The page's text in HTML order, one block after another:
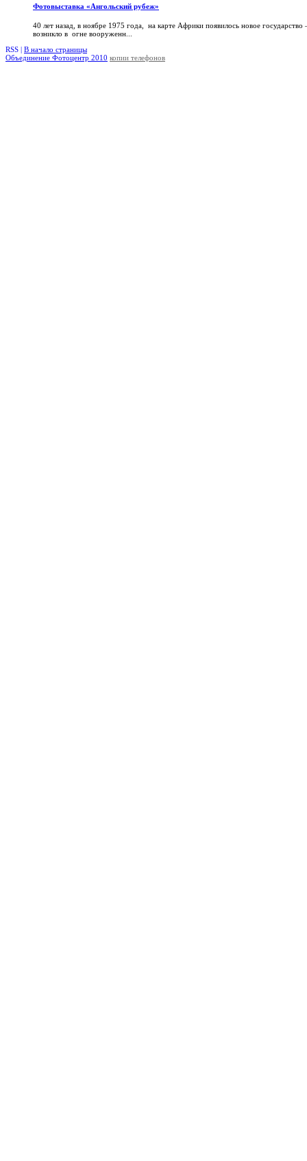
Фотовыставка «Ангольский рубеж»
40 лет назад, в ноябре 1975 года, на карте Африки появилось новое
возникло в огне вооруженн...
RSS | В начало страницы
Объединение Фотоцентр 2010 копии телефонов